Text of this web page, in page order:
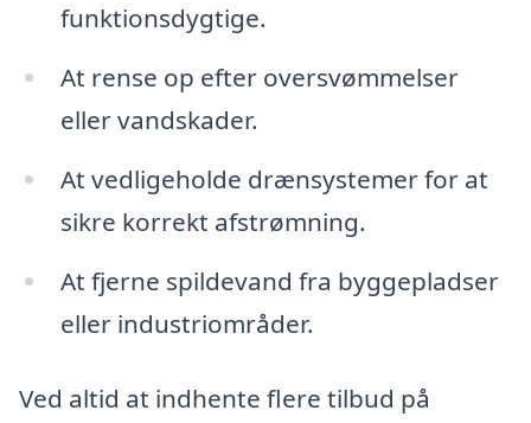
funktionsdygtige.
At rense op efter oversvømmelser
eller vandskader.
At vedligeholde drænsystemer for at
sikre korrekt afstrømning.
At fjerne spildevand fra byggepladser
eller industriområder.
Ved altid at indhente flere tilbud på